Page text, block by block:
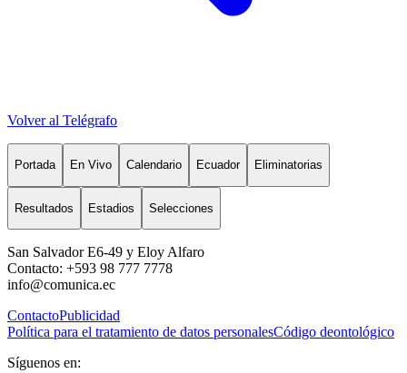
Volver al Telégrafo
Portada En Vivo Calendario Ecuador Eliminatorias
Resultados Estadios Selecciones
San Salvador E6-49 y Eloy Alfaro
Contacto: +593 98 777 7778
info@comunica.ec
ContactoPublicidad
Política para el tratamiento de datos personalesCódigo deontológico
Síguenos en: